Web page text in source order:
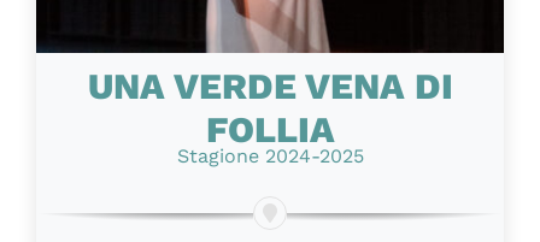
UNA VERDE VENA DI
FOLLIA
Stagione 2024-2025